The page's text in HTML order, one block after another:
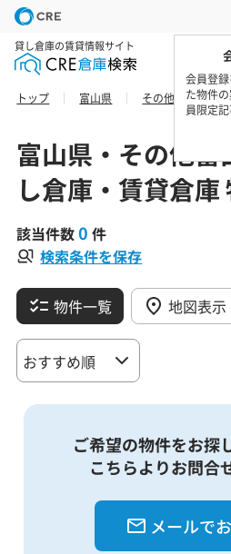
会員登
た物件
員限定
貸し倉庫の賃貸情報サイト
トップ 富山県 その他富山エリア
富山県・その他
し倉庫・賃貸倉庫
該当件数0 件
検索条件を保存
物件一覧 地図表示
ご希望の物件をお探
こちらよりお問合
メールで